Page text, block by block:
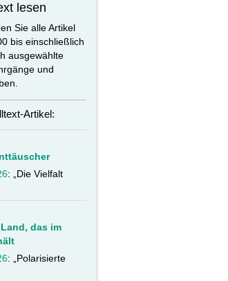
lesen
Sie alle Artikel
bis einschließlich
ausgewählte
und
Artikel:
: „Die Vielfalt
das im
: „Polarisierte